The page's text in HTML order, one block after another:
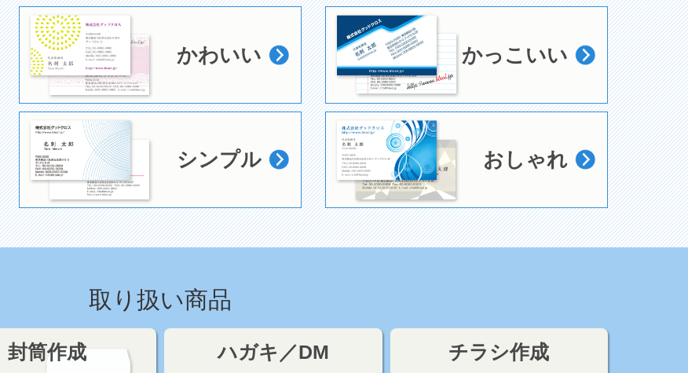
かわいい かっこいい
シンプル おしゃれ
取り扱い商品
封筒作成 ハガキ／DM チラシ作成